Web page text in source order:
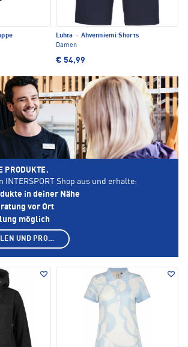
Luhta · Ahvenniemi Shorts
Damen
€ 54,99
PRODUKTE.
INTERSPORT Shop aus und erhalte:
in deiner Nähe
vor Ort
möglich
SHOP AUSWÄHLEN UND PRODUKTE ANZEIGEN